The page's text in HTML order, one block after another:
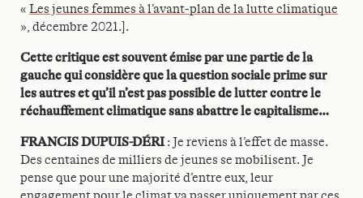
« Les jeunes femmes à l’avant-plan de la lutte climatique
», décembre 2021.].
Cette critique est souvent émise par une partie de la
gauche qui considère que la question sociale prime sur
les autres et qu’il n’est pas possible de lutter contre le
réchauffement climatique sans abattre le capitalisme…
FRANCIS DUPUIS-DÉRI : Je reviens à l’effet de masse.
Des centaines de milliers de jeunes se mobilisent. Je
pense que pour une majorité d’entre eux, leur